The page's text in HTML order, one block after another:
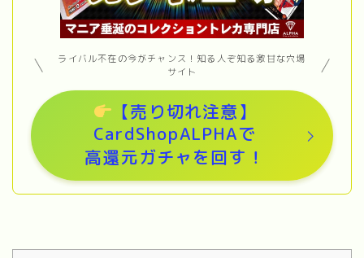
ライバル不在の今がチャンス！知る人ぞ知る激甘な穴場
サイト
【売り切れ注意】
CardShopALPHAで
高還元ガチャを回す！